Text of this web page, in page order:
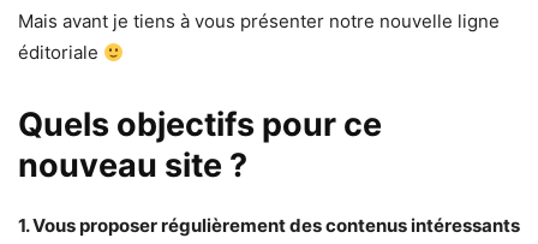
Mais avant je tiens à vous présenter notre nouvelle ligne
éditoriale
Quels objectifs pour ce
nouveau site ?
1. Vous proposer régulièrement des contenus intéressants